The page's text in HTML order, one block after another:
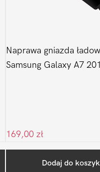
Naprawa gniazda
Samsung Galaxy A7
169,00 zł
Dodaj do
na blogu